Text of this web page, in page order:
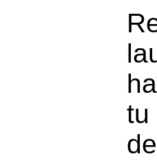
tu